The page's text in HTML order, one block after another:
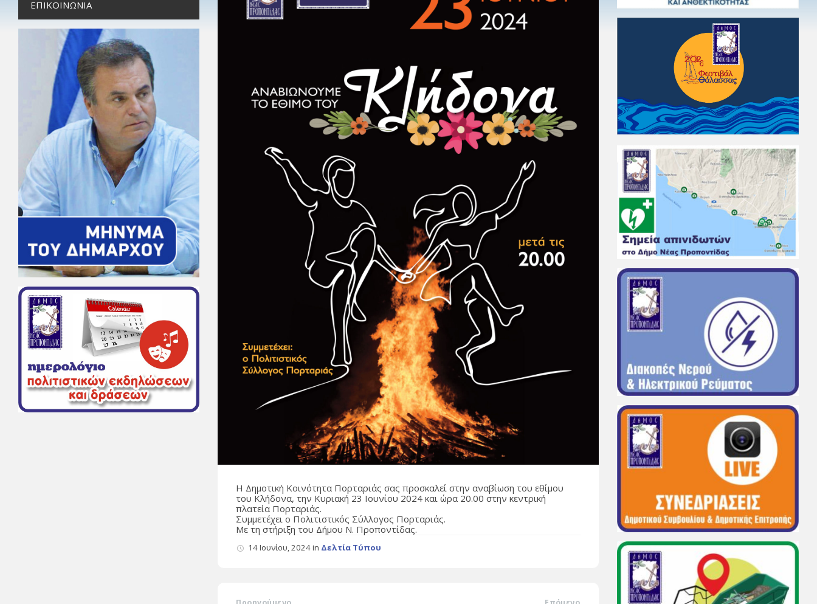
Η Δημοτική Κοινότητα Πορταριάς σας προσκαλεί στην αναβίωση του εθίμου
του Κλήδονα, την Κυριακή 23 Ιουνίου 2024 και ώρα 20.00 στην κεντρική
πλατεία Πορταριάς.
Συμμετέχει ο Πολιτιστικός Σύλλογος Πορταριάς.
Με τη στήριξη του Δήμου Ν. Προποντίδας.
14 Ιουνίου, 2024in Δελτία Τύπου
ΕΠΙΚΟΙΝΩΝΊΑ